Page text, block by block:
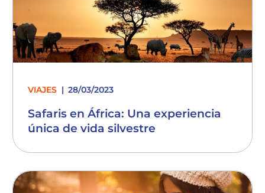
VIAJES 28/03/2023
Safaris en África: Una experiencia
única de vida silvestre